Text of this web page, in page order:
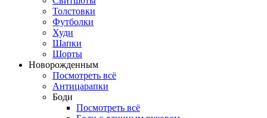
Толстовки
Футболки
Худи
Шапки
Шорты
Новорожденным
Посмотреть всё
Антицарапки
Боди
Посмотреть всё